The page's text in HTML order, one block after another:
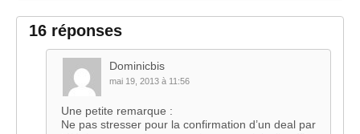
16 réponses
Dominicbis
mai 19, 2013 à 11:56
Une petite remarque :
Ne pas stresser pour la confirmation d’un deal par